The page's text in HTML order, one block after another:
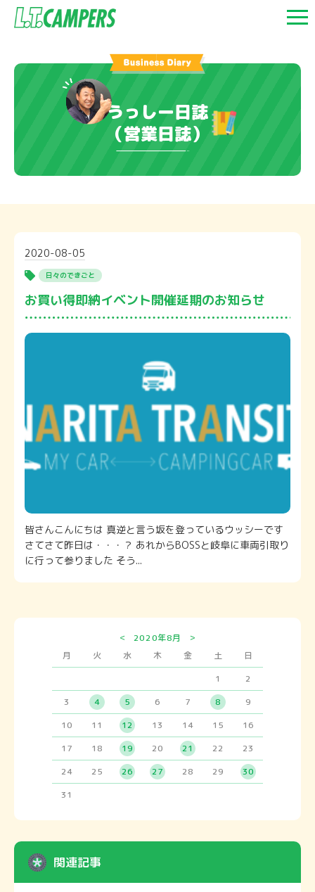
うっしー日誌
（営業日誌）
2020-08-05
日々のできごと
お買い得即納イベント開催延期のお知らせ
皆さんこんにちは 真逆と言う坂を登っているウッシーです
さてさて昨日は・・・？ あれからBOSSと岐阜に車両引取り
に行って参りました そう...
< 2020年8月
>
月
火 水 木 金 土
日
1
2
3
4 5 6 7 8
9
10
11 12 13 14 15
16
17
18 19 20 21 22
23
24
25 26 27 28 29
30
31
関連記事